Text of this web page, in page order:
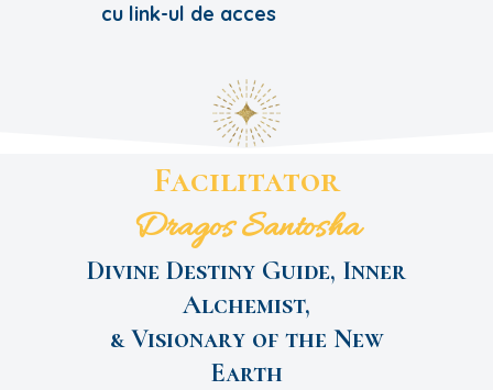
cu link-ul de acces
Facilitator
Divine Destiny Guide, Inner
Alchemist,
& Visionary of the New
Earth
Dragos Santosha